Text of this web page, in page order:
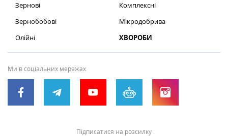
Зернові
Зернобобові
Олійні
Комплексні
Мікродобрива
ХВОРОБИ
Ми в соціальних мережах
Підписатися на розсилку